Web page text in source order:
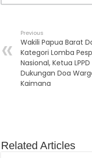
Previous
Wakili Papua Barat
Kategori Lomba
Nasional, Ketua
Dukungan Doa
Kaimana
Related Articles